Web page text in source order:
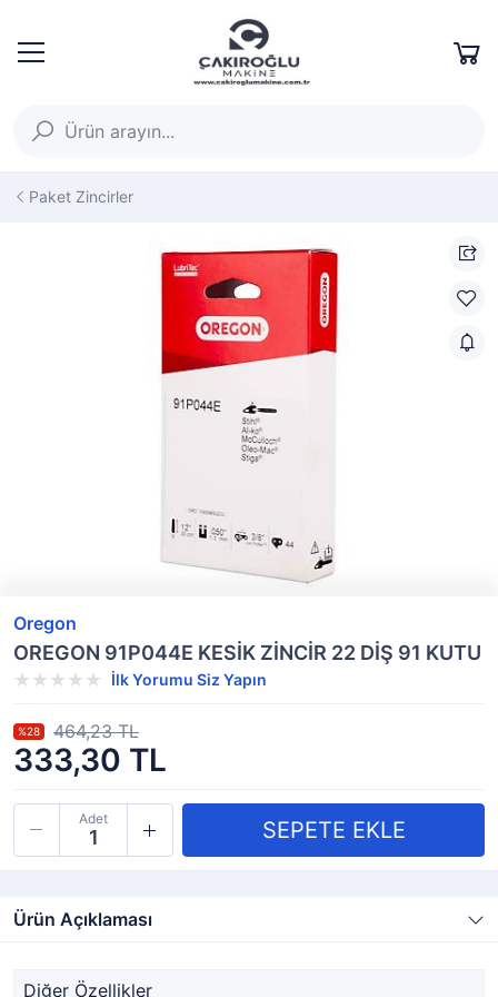
Paket Zincirler
Oregon
OREGON 91P044E KESİK ZİNCİR 22 DİŞ 91 KUTU
İlk Yorumu Siz Yapın
333,30 TL
%28 464,23 TL
Adet
Ürün Açıklaması
Diğer Özellikler